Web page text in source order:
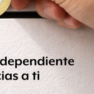
sus actividades.
la BBC, la primaria,
cerca de una base
complejo del Cuerpo